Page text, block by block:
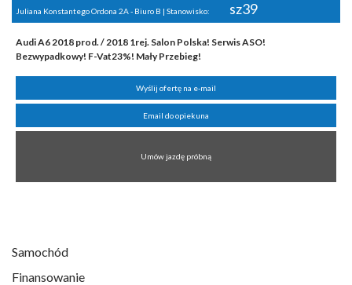
Juliana Konstantego Ordona 2A - Biuro B | Stanowisko: sz39
Audi A6 2018 prod. / 2018 1rej. Salon Polska! Serwis ASO!
Bezwypadkowy! F-Vat23%! Mały Przebieg!
Wyślij ofertę na e-mail
Email do opiekuna
Umów jazdę próbną
Samochód
Finansowanie